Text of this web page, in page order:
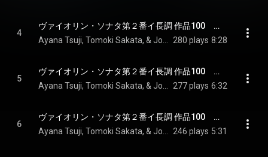
4
ヴァイオリン・ソナタ第２番イ長調 作品100　第１楽章 アレグロ・アマービレ - Sonata for Violin and Piano in A Major, Op.100 - I. Allegro amabile
280 plays 8:28
5
ヴァイオリン・ソナタ第２番イ長調 作品100　第２楽章 アンダンテ・トランクィロ‐ヴィヴァーチェ - Sonata for Violin and Piano in A Major, Op.100 - II. Andante tranquillo - Vivace
277 plays 6:32
6
ヴァイオリン・ソナタ第２番イ長調 作品100　第３楽章 アレグレット・グラツィオーソ - Sonata for Violin and Piano in A Major, Op.100 - III. Allegretto grazioso
246 plays 5:31